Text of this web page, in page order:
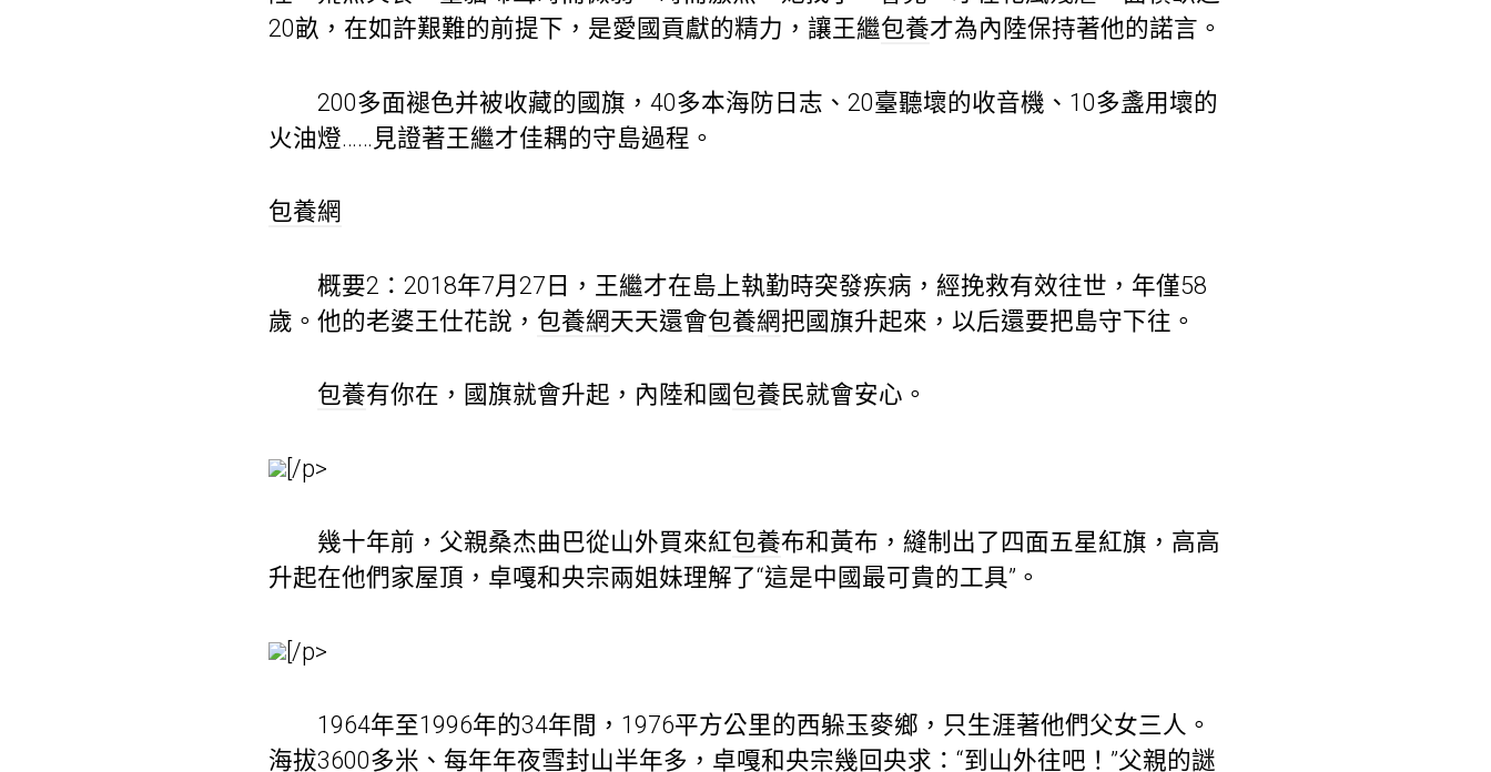
20畝，在如許艱難的前提下，是愛國貢獻的精力，讓王繼包養才為內陸保持著他的諾言。
200多面褪色并被收藏的國旗，40多本海防日志、20臺聽壞的收音機、10多盞用壞的
火油燈……見證著王繼才佳耦的守島過程。
包養網
概要2：2018年7月27日，王繼才在島上執勤時突發疾病，經挽救有效往世，年僅58
歲。他的老婆王仕花說， 包養網天天還會包養網把國旗升起來，以后還要把島守下往。
包養有你在，國旗就會升起，內陸和國包養 民就會安心。
[/p>
幾十年前，父親桑杰曲巴從山外買來紅包養布和黃布，縫制出了四面五星紅旗，高高
升起在他們家屋頂，卓嘎和央宗兩姐妹理解了“這是中國最可貴的工具”。
[/p>
1964年至1996年的34年間，1976平方公里的西躲玉麥鄉，只生涯著他們父女三人。
海拔3600多米、每年年夜雪封山半年多，卓嘎和央宗幾回央求：“到山外往吧！”父親的謎